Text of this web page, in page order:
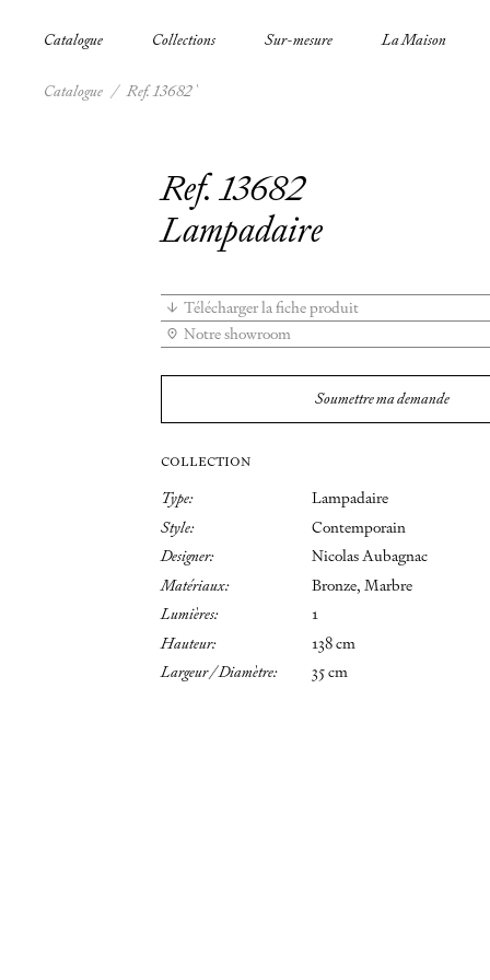
Catalogue Collections Sur-mesure La Maison
Catalogue/Ref. 13682
Ref. 13682
Lampadaire
Télécharger la fiche produit
Notre showroom
Soumettre ma demande
COLLECTION
Type:
Lampadaire
Style:
Contemporain
Designer:
Nicolas Aubagnac
Matériaux:
Bronze, Marbre
Lumières:
1
Hauteur:
138 cm
Largeur / Diamètre:
35 cm